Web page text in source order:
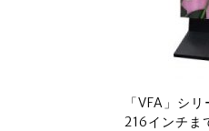
「VFA」シ
216インチま